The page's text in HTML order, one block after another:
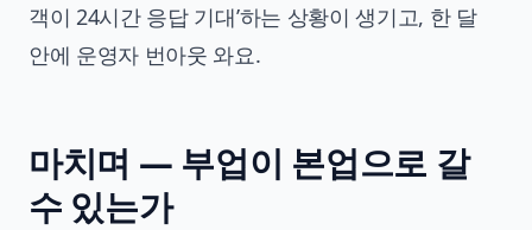
객이 24시간 응답 기대’하는 상황이 생기고, 한 달
안에 운영자 번아웃 와요.
마치며 — 부업이 본업으로 갈
수 있는가